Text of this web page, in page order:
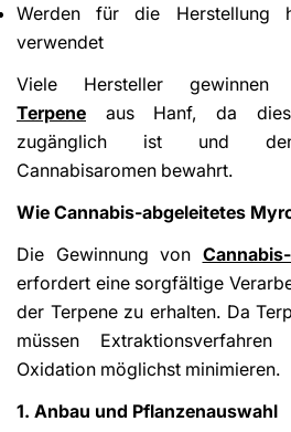
Werden für die Herstellung
verwendet
Viele Hersteller gewinnen
Terpene aus Hanf, da
zugänglich ist und
Cannabisaromen bewahrt.
Wie Cannabis-abgeleitetes
Die Gewinnung von
erfordert eine sorgfältige
der Terpene zu erhalten. Da
müssen
Oxidation möglichst minimieren.
1. Anbau und Pflanzenauswahl